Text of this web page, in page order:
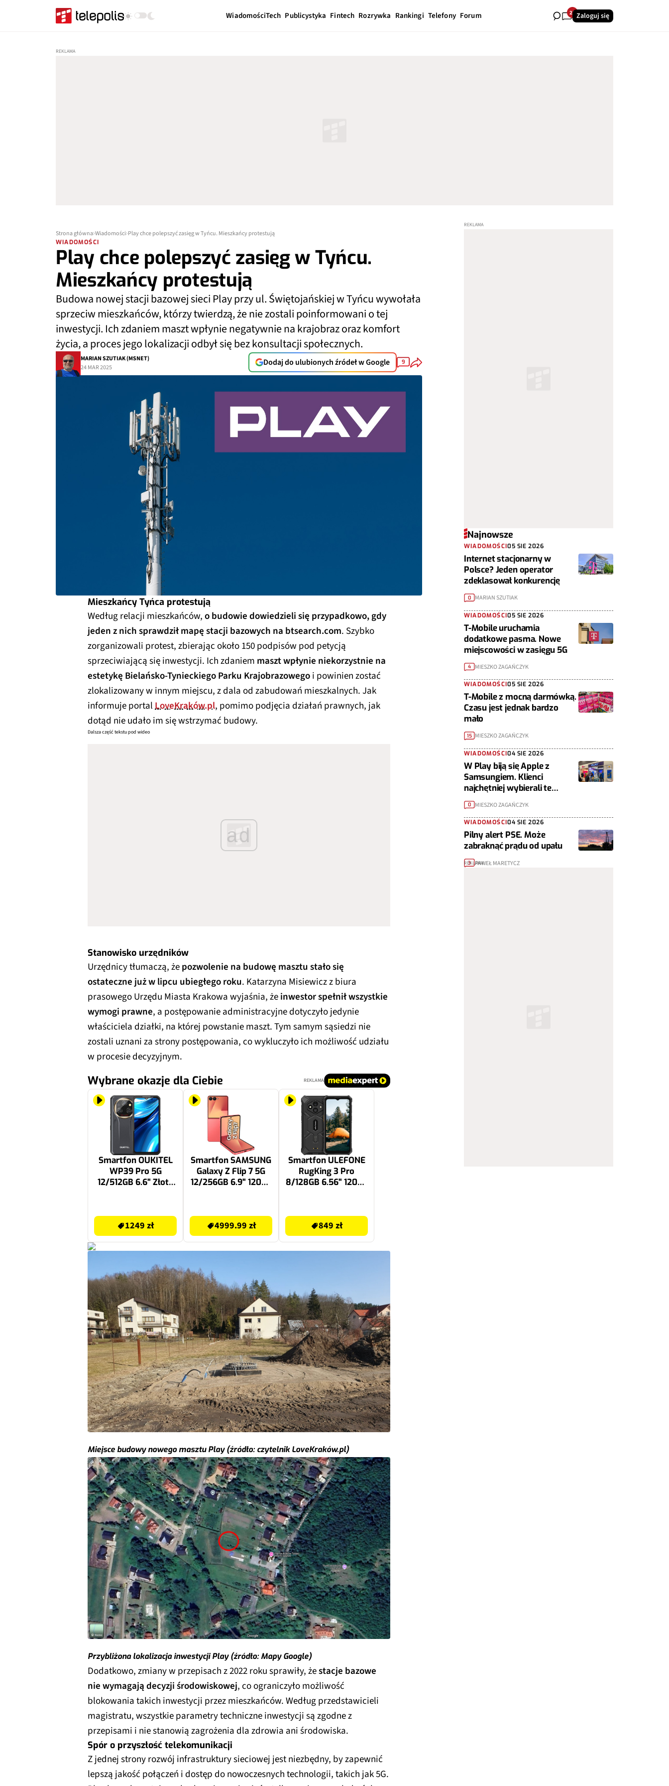
WiadomościTech Publicystyka Fintech Rozrywka Rankingi Telefony Forum 25Zaloguj się
Strona główna Wiadomości Play chce polepszyć zasięg w Tyńcu. Mieszkańcy protestują
WIADOMOŚCI
Play chce polepszyć zasięg w Tyńcu.
Mieszkańcy protestują
Budowa nowej stacji bazowej sieci Play przy ul. Świętojańskiej w Tyńcu wywołała
sprzeciw mieszkańców, którzy twierdzą, że nie zostali poinformowani o tej
inwestycji. Ich zdaniem maszt wpłynie negatywnie na krajobraz oraz komfort
życia, a proces jego lokalizacji odbył się bez konsultacji społecznych.
MARIAN SZUTIAK (MSNET)
24 MAR 2025
Dodaj do ulubionych źródeł w Google 9
Mieszkańcy Tyńca protestują
Według relacji mieszkańców,o budowie dowiedzieli się przypadkowo, gdy
jeden z nich sprawdził mapę stacji bazowych na btsearch.com. Szybko
zorganizowali protest, zbierając około 150 podpisów pod petycją
sprzeciwiającą się inwestycji. Ich zdaniem maszt wpłynie niekorzystnie na
estetykę Bielańsko-Tynieckiego Parku Krajobrazowegoi powinien zostać
zlokalizowany w innym miejscu, z dala od zabudowań mieszkalnych. Jak
informuje portalLoveKraków.pl, pomimo podjęcia działań prawnych, jak
dotąd nie udało im się wstrzymać budowy.
Dalsza część tekstu pod wideo
ad
Stanowisko urzędników
Urzędnicy tłumaczą, żepozwolenie na budowę masztu stało się
ostateczne już w lipcu ubiegłego roku. Katarzyna Misiewicz z biura
prasowego Urzędu Miasta Krakowa wyjaśnia, żeinwestor spełnił wszystkie
wymogi prawne, a postępowanie administracyjne dotyczyło jedynie
właściciela działki, na której powstanie maszt. Tym samym sąsiedzi nie
zostali uznani za strony postępowania, co wykluczyło ich możliwość udziału
w procesie decyzyjnym.
Wybrane okazje dla Ciebie REKLAMA
Smartfon OUKITEL
WP39 Pro 5G
12/512GB 6.6" Złoty
1249 zł
Smartfon SAMSUNG
Galaxy Z Flip 7 5G
12/256GB 6.9" 120Hz
4999.99 zł
Smartfon ULEFONE
RugKing 3 Pro
8/128GB 6.56" 120Hz
849 zł
Miejsce budowy nowego masztu Play (źródło: czytelnik LoveKraków.pl)
Przybliżona lokalizacja inwestycji Play (źródło: Mapy Google)
Dodatkowo, zmiany w przepisach z 2022 roku sprawiły, żestacje bazowe
nie wymagają decyzji środowiskowej, co ograniczyło możliwość
blokowania takich inwestycji przez mieszkańców. Według przedstawicieli
magistratu, wszystkie parametry techniczne inwestycji są zgodne z
przepisami i nie stanowią zagrożenia dla zdrowia ani środowiska.
Spór o przyszłość telekomunikacji
Z jednej strony rozwój infrastruktury sieciowej jest niezbędny, by zapewnić
lepszą jakość połączeń i dostęp do nowoczesnych technologii, takich jak 5G.
Najnowsze
WIADOMOŚCI05 SIE 2026
Internet stacjonarny w
Polsce? Jeden operator
zdeklasował konkurencję
0 MARIAN SZUTIAK
WIADOMOŚCI05 SIE 2026
T-Mobile uruchamia
dodatkowe pasma. Nowe
miejscowości w zasięgu 5G
4 MIESZKO ZAGAŃCZYK
WIADOMOŚCI05 SIE 2026
T-Mobile z mocną darmówką.
Czasu jest jednak bardzo
mało
15 MIESZKO ZAGAŃCZYK
WIADOMOŚCI04 SIE 2026
W Play biją się Apple z
Samsungiem. Klienci
najchętniej wybierali te
telefony
0 MIESZKO ZAGAŃCZYK
WIADOMOŚCI04 SIE 2026
Pilny alert PSE. Może
zabraknąć prądu od upału
3 PAWEŁ MARETYCZ